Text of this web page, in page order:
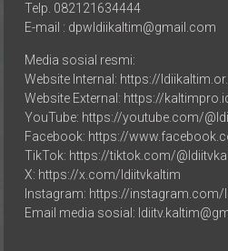
E-mail : dpwldiikaltim@gmail.com
Website Internal: https://
Website External: https://
YouTube: https://youtube.com/
Facebook: https://
TikTok: https://tiktok.com/
X: https://x.com/ldiitvkaltim
Instagram: https://instagram.com/
Email media sosial: